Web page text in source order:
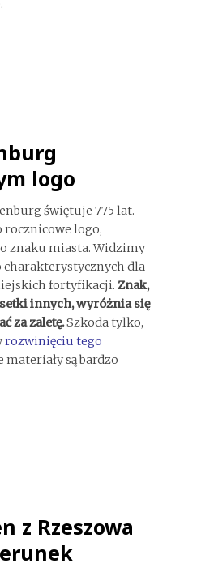
logo
świętuje 775 lat.
rocznicowe logo,
znaku miasta. Widzimy
dla
fortyfikacji. Znak,
innych, wyróżnia się
za zaletę.Szkoda tylko,
rozwinięciu tego
materiały są bardzo
z Rzeszowa